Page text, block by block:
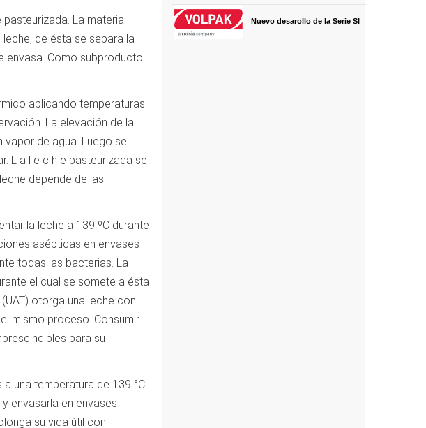
La materia
de ésta se separa la
envasa. Como subproducto
aplicando temperaturas
La elevación de la
de agua. Luego se
L a l e c h e pasteurizada se
depende de las
la leche a 139 ºC durante
asépticas en envases
todas las bacterias. La
el cual se somete a ésta
otorga una leche con
mismo proceso. Consumir
para su
una temperatura de 139 °C
envasarla en envases
su vida útil con
Nuevo desarollo de la Serie SI